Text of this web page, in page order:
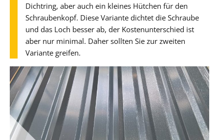
Dichtring, aber auch ein kleines Hütchen für den
Schraubenkopf. Diese Variante dichtet die Schraube
und das Loch besser ab, der Kostenunterschied ist
aber nur minimal. Daher sollten Sie zur zweiten
Variante greifen.